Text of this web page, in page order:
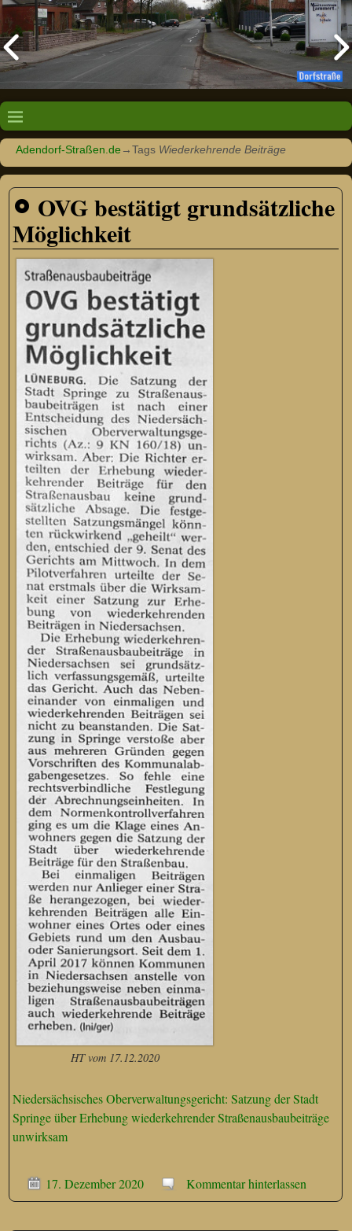
Adendorf-Straßen.de→Tags Wiederkehrende Beiträge
OVG bestätigt grundsätzliche
Möglichkeit
HT vom 17.12.2020
Niedersächsisches Oberverwaltungsgericht: Satzung der Stadt
Springe über Erhebung wiederkehrender Straßenausbaubeiträge
unwirksam
17. Dezember 2020 Kommentar hinterlassen